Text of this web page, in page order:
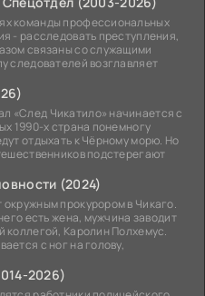
команды профессиональных
- расследовать преступления,
связаны со служащими
следователей возглавляет
«След Чикатило» начинается с
1990-х страна понемногу
отдыхать к Чёрному морю. Но
подстерегают
(2024)
прокурором в Чикаго.
есть жена, мужчина заводит
коллегой, Каролин Полхемус.
с ног на голову,
2026)